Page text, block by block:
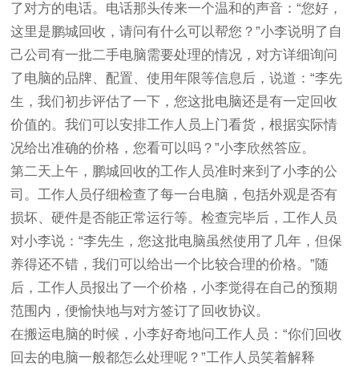
了对方的电话。电话那头传来一个温和的声音：“您好，
这里是鹏城回收，请问有什么可以帮您？”小李说明了自
己公司有一批二手电脑需要处理的情况，对方详细询问
了电脑的品牌、配置、使用年限等信息后，说道：“李先
生，我们初步评估了一下，您这批电脑还是有一定回收
价值的。我们可以安排工作人员上门看货，根据实际情
况给出准确的价格，您看可以吗？”小李欣然答应。
第二天上午，鹏城回收的工作人员准时来到了小李的公
司。工作人员仔细检查了每一台电脑，包括外观是否有
损坏、硬件是否能正常运行等。检查完毕后，工作人员
对小李说：“李先生，您这批电脑虽然使用了几年，但保
养得还不错，我们可以给出一个比较合理的价格。”随
后，工作人员报出了一个价格，小李觉得在自己的预期
范围内，便愉快地与对方签订了回收协议。
在搬运电脑的时候，小李好奇地问工作人员：“你们回收
回去的电脑一般都怎么处理呢？”工作人员笑着解释